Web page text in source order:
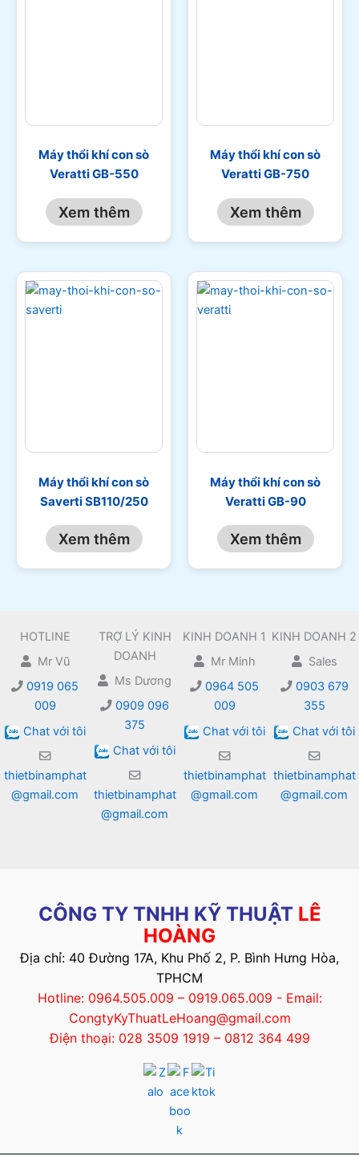
Máy thổi khí con sò
Veratti GB-550
Xem thêm
Máy thổi khí con sò
Veratti GB-750
Xem thêm
Máy thổi khí con sò
Saverti SB110/250
Xem thêm
Máy thổi khí con sò
Veratti GB-90
Xem thêm
HOTLINE
Mr Vũ
0919 065
009
Chat với tôi
thietbinamphat
@gmail.com
TRỢ LÝ KINH
DOANH
Ms Dương
0909 096
375
Chat với tôi
thietbinamphat
@gmail.com
KINH DOANH 1
Mr Minh
0964 505
009
Chat với tôi
thietbinamphat
@gmail.com
KINH DOANH 2
Sales
0903 679
355
Chat với tôi
thietbinamphat
@gmail.com
CÔNG TY TNHH KỸ THUẬT LÊ
HOÀNG
Địa chỉ: 40 Đường 17A, Khu Phố 2, P. Bình Hưng Hòa,
TPHCM
Hotline: 0964.505.009 – 0919.065.009 - Email:
CongtyKyThuatLeHoang@gmail.com
Điện thoại: 028 3509 1919 – 0812 364 499